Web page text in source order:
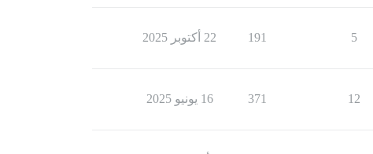
5
191 22 أكتوبر 2025
12
371 16 يونيو 2025